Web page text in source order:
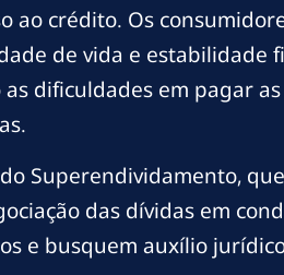
ao crédito. Os
de vida e estabilidade
as dificuldades em pagar
Superendividamento,
das dívidas em
e busquem auxílio